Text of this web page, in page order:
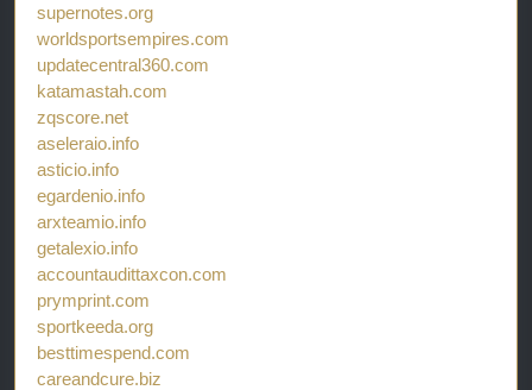
supernotes.org
worldsportsempires.com
updatecentral360.com
katamastah.com
zqscore.net
aseleraio.info
asticio.info
egardenio.info
arxteamio.info
getalexio.info
accountaudittaxcon.com
prymprint.com
sportkeeda.org
besttimespend.com
careandcure.biz